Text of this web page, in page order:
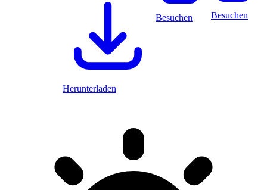
Herunterladen
Besuchen Besuchen